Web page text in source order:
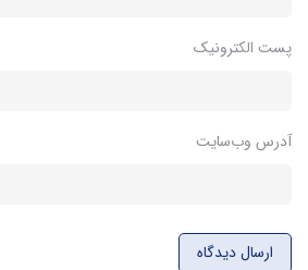
پست الکترونیک
آدرس وب‌سایت
ارسال دیدگاه